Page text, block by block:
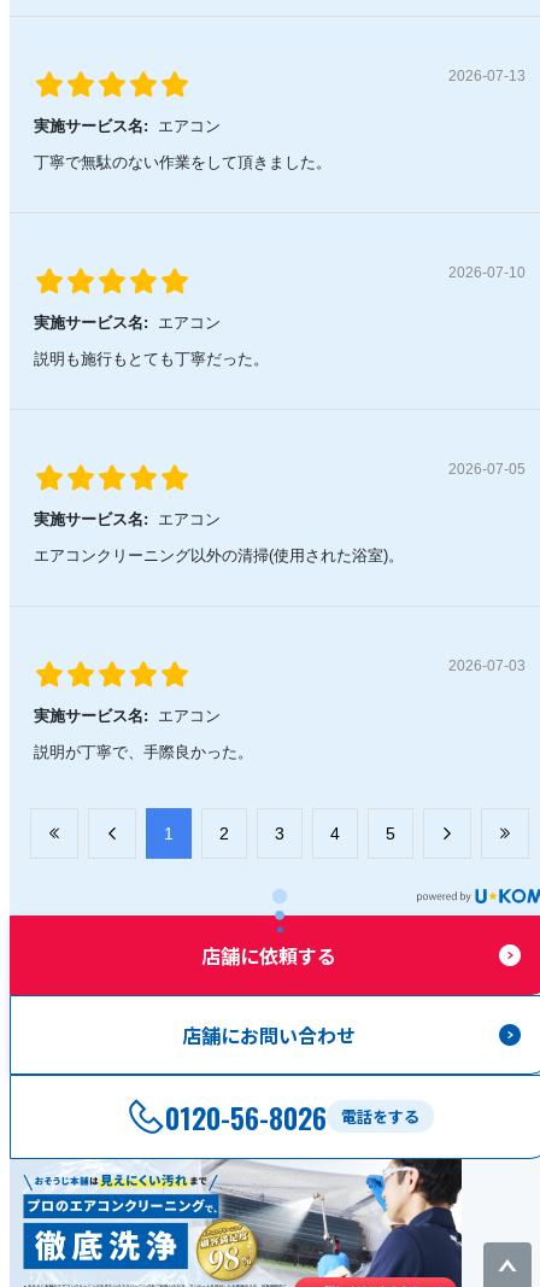
2026-07-13
実施サービス名:
エアコン
丁寧で無駄のない作業をして頂きました。
2026-07-10
実施サービス名:
エアコン
説明も施行もとても丁寧だった。
2026-07-05
実施サービス名:
エアコン
エアコンクリーニング以外の清掃(使用された浴室)。
2026-07-03
実施サービス名:
エアコン
説明が丁寧で、手際良かった。
​1 ​2 ​3 ​4 ​5
店舗に依頼する
店舗にお問い合わせ
電話をする
0120-56-8026